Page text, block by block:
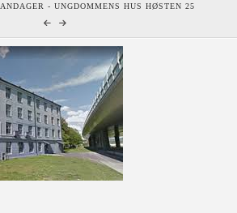
- UNGDOMMENS HUS HØSTEN 25